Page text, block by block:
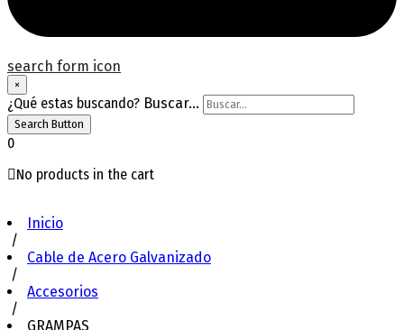
search form icon
×
¿Qué estas buscando? Buscar...
Search Button
0
No products in the cart
Inicio
/
Cable de Acero Galvanizado
/
Accesorios
/
GRAMPAS